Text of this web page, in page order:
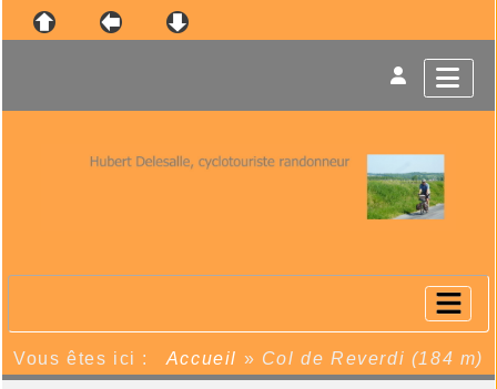
Vous êtes ici : Accueil » Col de Reverdi (184 m)